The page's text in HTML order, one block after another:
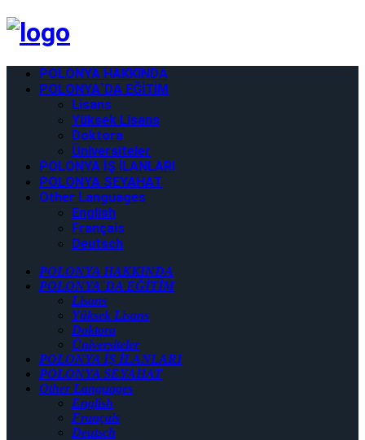
POLONYA HAKKINDA
POLONYA`DA EĞİTİM
Lisans
Yüksek Lisans
Doktora
Üniversiteler
POLONYA İŞ İLANLARI
POLONYA SEYAHAT
Other Languages
English
Français
Deutsch
POLONYA HAKKINDA
POLONYA`DA EĞİTİM
Lisans
Yüksek Lisans
Doktora
Üniversiteler
POLONYA İŞ İLANLARI
POLONYA SEYAHAT
Other Languages
English
Français
Deutsch